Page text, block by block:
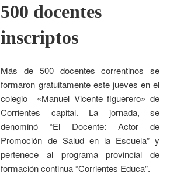
500 docentes
inscriptos
Más de 500 docentes correntinos se
formaron gratuitamente este jueves en el
colegio «Manuel Vicente figuerero» de
Corrientes capital. La jornada, se
denominó “El Docente: Actor de
Promoción de Salud en la Escuela” y
pertenece al programa provincial de
formación continua “Corrientes Educa”.